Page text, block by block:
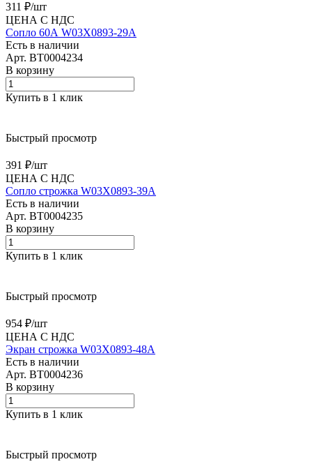
311 ₽/шт
ЦЕНА С НДС
Сопло 60А W03X0893-29A
Есть в наличии
Арт. BT0004234
В корзину
Купить в 1 клик
Быстрый просмотр
391 ₽/шт
ЦЕНА С НДС
Сопло строжка W03X0893-39A
Есть в наличии
Арт. BT0004235
В корзину
Купить в 1 клик
Быстрый просмотр
954 ₽/шт
ЦЕНА С НДС
Экран строжка W03X0893-48A
Есть в наличии
Арт. BT0004236
В корзину
Купить в 1 клик
Быстрый просмотр